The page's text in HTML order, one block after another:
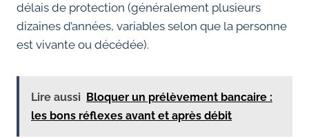
délais de protection (généralement plusieurs
dizaines d’années, variables selon que la personne
est vivante ou décédée).
Lire aussi Bloquer un prélèvement bancaire :
les bons réflexes avant et après débit